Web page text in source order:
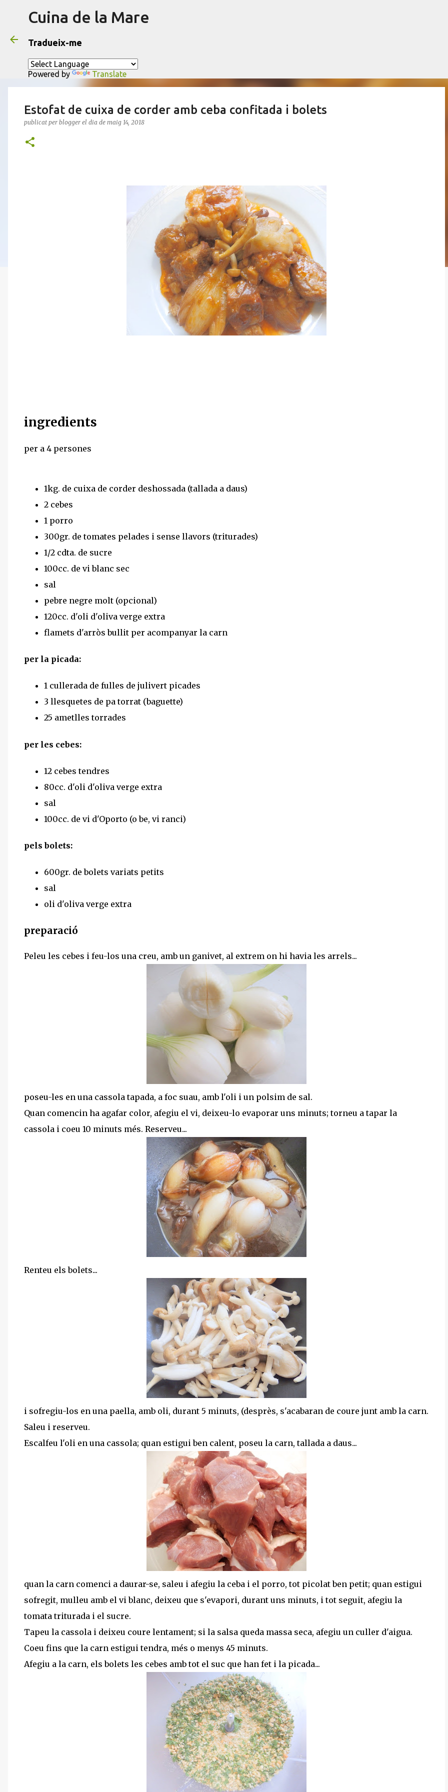
Cuina de la Mare
Tradueix-me
Powered by Translate
Estofat de cuixa de corder amb ceba confitada i bolets
publicat per blogger el dia de maig 14, 2018
ingredients
per a 4 persones
1kg. de cuixa de corder deshossada (tallada a daus)
2 cebes
1 porro
300gr. de tomates pelades i sense llavors (triturades)
1/2 cdta. de sucre
100cc. de vi blanc sec
sal
pebre negre molt (opcional)
120cc. d'oli d'oliva verge extra
flamets d'arròs bullit per acompanyar la carn
per la picada:
1 cullerada de fulles de julivert picades
3 llesquetes de pa torrat (baguette)
25 ametlles torrades
per les cebes:
12 cebes tendres
80cc. d'oli d'oliva verge extra
sal
100cc. de vi d'Oporto (o be, vi ranci)
pels bolets:
600gr. de bolets variats petits
sal
oli d'oliva verge extra
preparació
Peleu les cebes i feu-los una creu, amb un ganivet, al extrem on hi havia les arrels...
poseu-les en una cassola tapada, a foc suau, amb l'oli i un polsim de sal.
Quan comencin ha agafar color, afegiu el vi, deixeu-lo evaporar uns minuts; torneu a tapar la
cassola i coeu 10 minuts més. Reserveu...
Renteu els bolets...
i sofregiu-los en una paella, amb oli, durant 5 minuts, (desprès, s'acabaran de coure junt amb la carn.
Saleu i reserveu.
Escalfeu l'oli en una cassola; quan estigui ben calent, poseu la carn, tallada a daus...
quan la carn comenci a daurar-se, saleu i afegiu la ceba i el porro, tot picolat ben petit; quan estigui
sofregit, mulleu amb el vi blanc, deixeu que s'evapori, durant uns minuts, i tot seguit, afegiu la
tomata triturada i el sucre.
Tapeu la cassola i deixeu coure lentament; si la salsa queda massa seca, afegiu un culler d'aigua.
Coeu fins que la carn estigui tendra, més o menys 45 minuts.
Afegiu a la carn, els bolets les cebes amb tot el suc que han fet i la picada...